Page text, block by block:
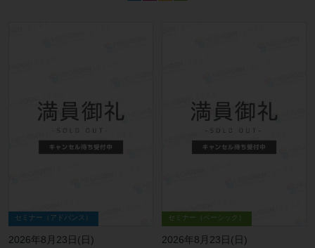
セミナー（アドバンス）
2026年8月23日(日)
セミナー（ベーシック）
2026年8月23日(日)